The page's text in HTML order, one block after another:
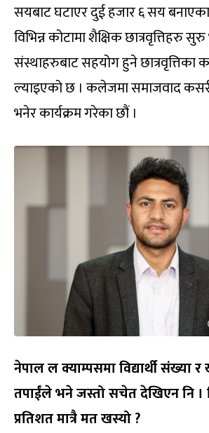
सयबाट घटाएर दुई हजार ६ सय बनाएका
विभिन्न कोटामा शैक्षिक छात्रवृत्तिहरु
संस्थाहरुबाट सहयोग हुने छात्रवृत्तिका
ल्याइएको छ । कलेजमा समाजवाद
भनेर कार्यक्रम गरेका छौं ।
नेपाल ल क्याम्पसमा विद्यार्थी संख्या
तपाईंले भने जस्तो सचेत देखिएन नि
प्रतिशत मात्रै मत खस्यो ?